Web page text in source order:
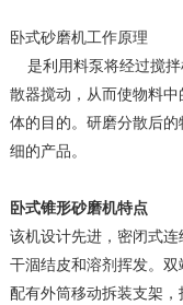
卧式砂磨机工作原理
是利用料泵将经过搅拌
散器搅动，从而使物料
体的目的。研磨分散后
细的产品。
卧式锥形砂磨机特点
该机设计先进，密闭式
干涸结皮和溶剂挥发。
配有外筒移动拆装支架